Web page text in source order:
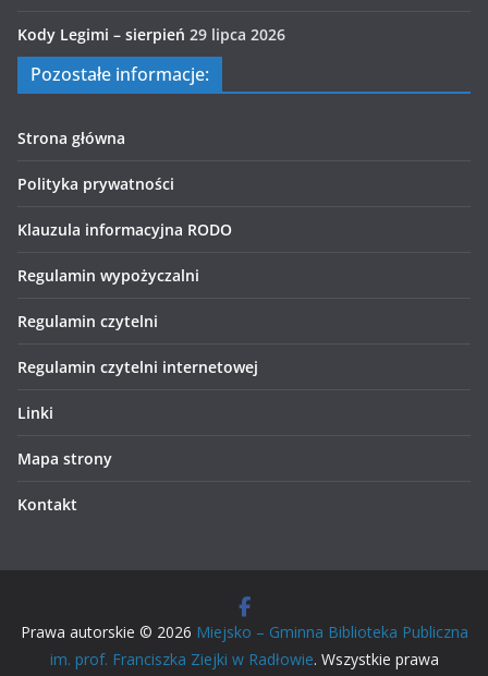
Kody Legimi – sierpień 29 lipca 2026
Pozostałe informacje:
Strona główna
Polityka prywatności
Klauzula informacyjna RODO
Regulamin wypożyczalni
Regulamin czytelni
Regulamin czytelni internetowej
Linki
Mapa strony
Kontakt
Prawa autorskie © 2026 Miejsko – Gminna Biblioteka Publiczna
im. prof. Franciszka Ziejki w Radłowie. Wszystkie prawa